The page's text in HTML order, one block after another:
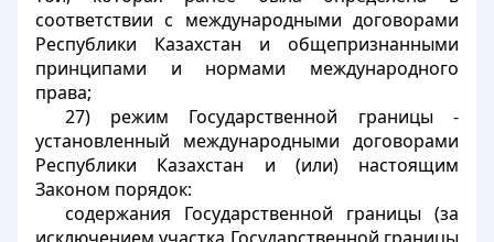
соответствии с международными договорами
Республики Казахстан и общепризнанными
принципами и нормами международного
права;
27) режим Государственной границы -
установленный международными договорами
Республики Казахстан и (или) настоящим
Законом порядок:
содержания Государственной границы (за